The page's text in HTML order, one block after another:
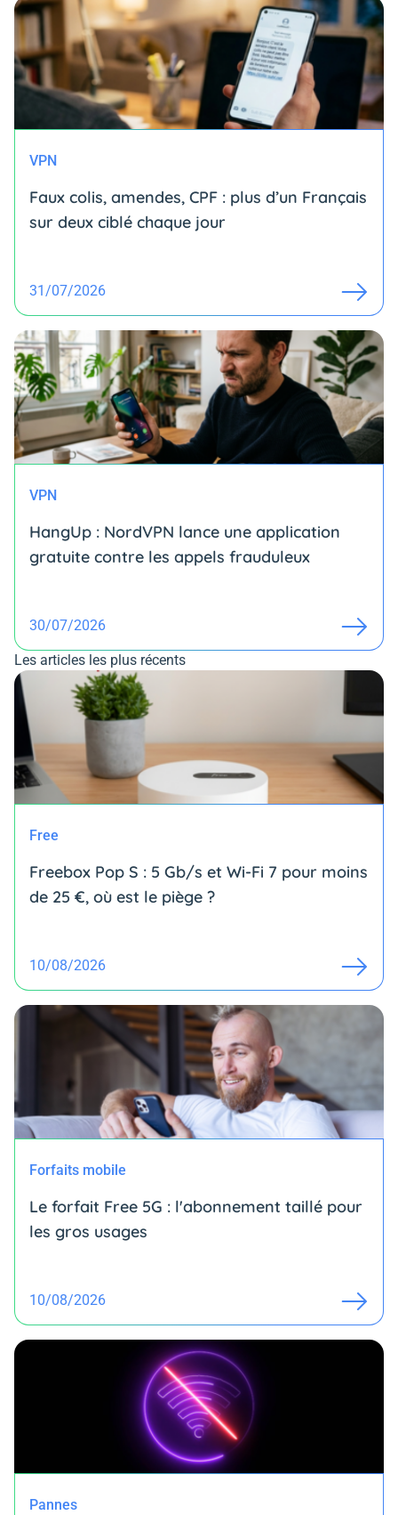
VPN
Faux colis, amendes, CPF : plus d’un Français
sur deux ciblé chaque jour
31/07/2026
VPN
HangUp : NordVPN lance une application
gratuite contre les appels frauduleux
30/07/2026
Les articles les plus récents
Free
Freebox Pop S : 5 Gb/s et Wi-Fi 7 pour moins
de 25 €, où est le piège ?
10/08/2026
Forfaits mobile
Le forfait Free 5G : l'abonnement taillé pour
les gros usages
10/08/2026
Pannes